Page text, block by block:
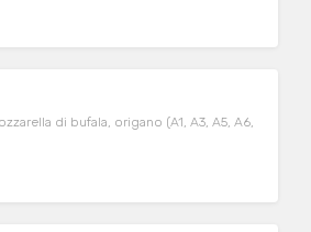
di bufala, origano (A1, A3, A5, A6,